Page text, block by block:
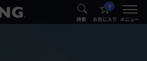
® 検索
0
お気に入り メニュー
®